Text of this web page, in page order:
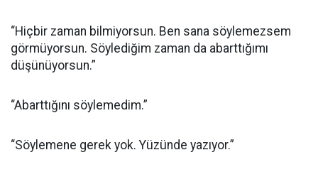
“Hiçbir zaman bilmiyorsun. Ben sana söylemezsem
görmüyorsun. Söylediğim zaman da abarttığımı
düşünüyorsun.”
“Abarttığını söylemedim.”
“Söylemene gerek yok. Yüzünde yazıyor.”